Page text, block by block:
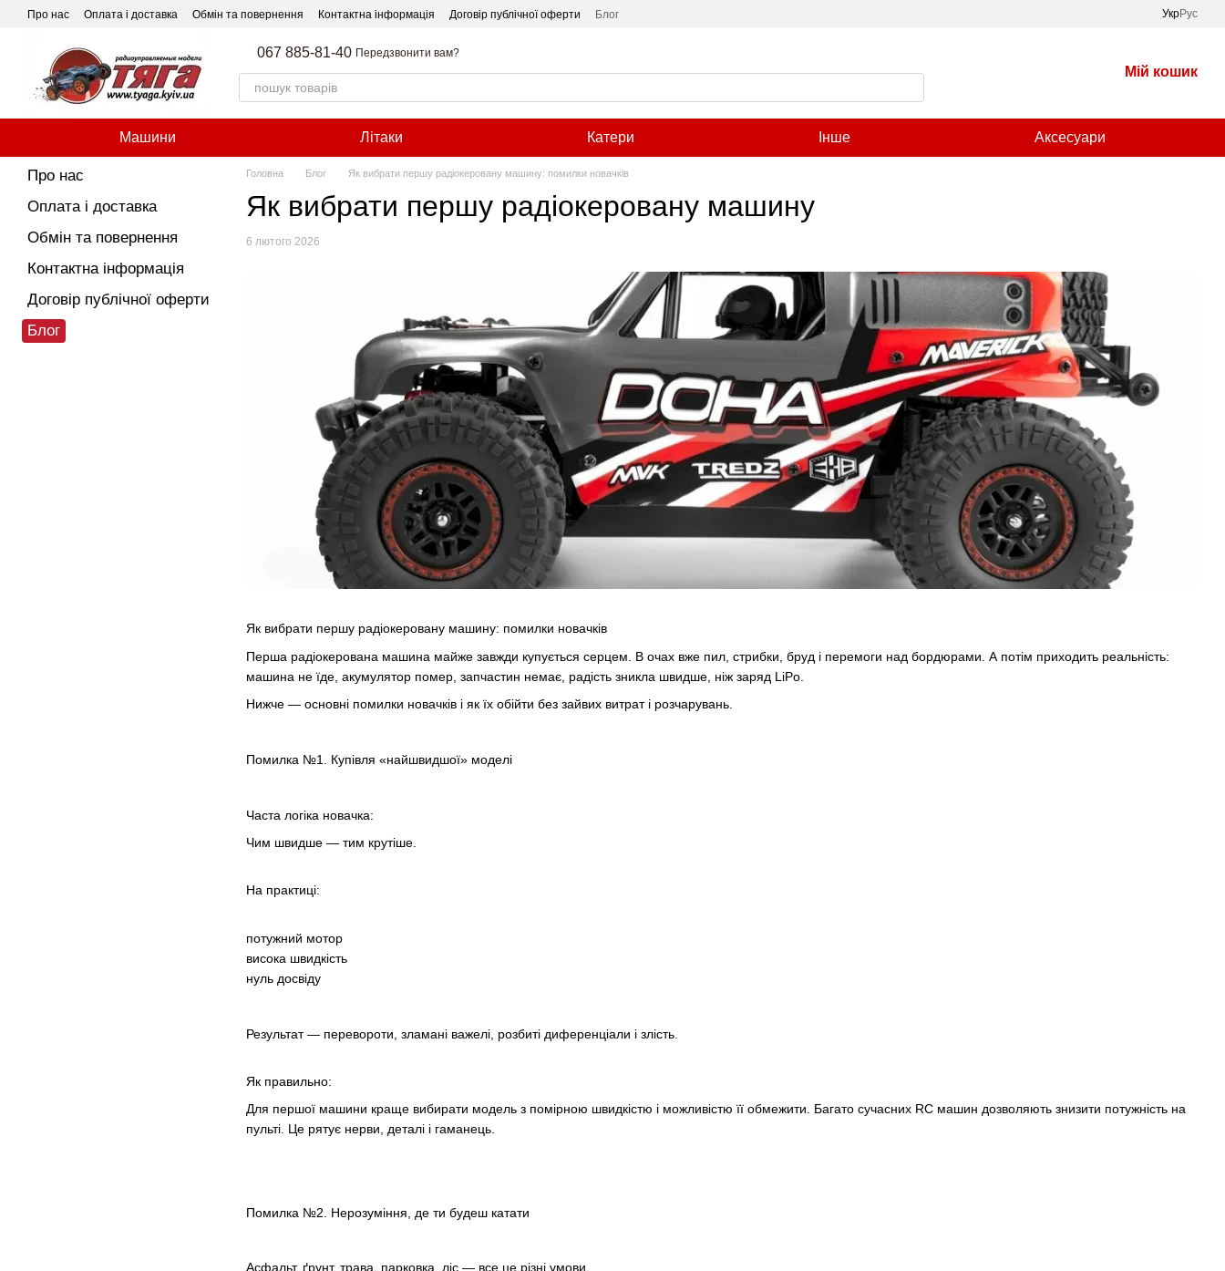
Перейти до основного контенту
Про нас Оплата і доставка Обмін та повернення Контактна інформація Договір публічної оферти Блог УкрРус
067 885-81-40 Передзвонити вам?
Мій кошик
Машини Літаки Катери Інше Аксесуари
Головна Блог Як вибрати першу радіокеровану машину: помилки новачків
Як вибрати першу радіокеровану машину
6 лютого 2026
Як вибрати першу радіокеровану машину: помилки новачків
Перша радіокерована машина майже завжди купується серцем. В очах вже пил, стрибки, бруд і перемоги над бордюрами. А потім приходить реальність:
машина не їде, акумулятор помер, запчастин немає, радість зникла швидше, ніж заряд LiPo.
Нижче — основні помилки новачків і як їх обійти без зайвих витрат і розчарувань.
Помилка №1. Купівля «найшвидшої» моделі
Часта логіка новачка:
Чим швидше — тим крутіше.
На практиці:
потужний мотор
висока швидкість
нуль досвіду
Результат — перевороти, зламані важелі, розбиті диференціали і злість.
Як правильно:
Для першої машини краще вибирати модель з помірною швидкістю і можливістю її обмежити. Багато сучасних RC машин дозволяють знизити потужність на
пульті. Це рятує нерви, деталі і гаманець.
Помилка №2. Нерозуміння, де ти будеш катати
Асфальт, ґрунт, трава, парковка, ліс — все це різні умови.
Про нас
Оплата і доставка
Обмін та повернення
Контактна інформація
Договір публічної оферти
Блог